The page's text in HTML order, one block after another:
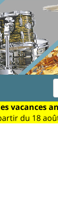
vacances
du 18